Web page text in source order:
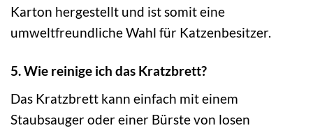
Karton hergestellt und ist somit eine
umweltfreundliche Wahl für Katzenbesitzer.
5. Wie reinige ich das Kratzbrett?
Das Kratzbrett kann einfach mit einem
Staubsauger oder einer Bürste von losen